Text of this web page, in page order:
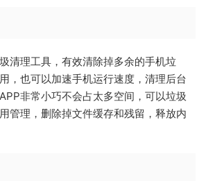
清理工具，有效清除掉多余的手机垃
，也可以加速手机运行速度，清理后台
非常小巧不会占太多空间，可以垃圾
管理，删除掉文件缓存和残留，释放内